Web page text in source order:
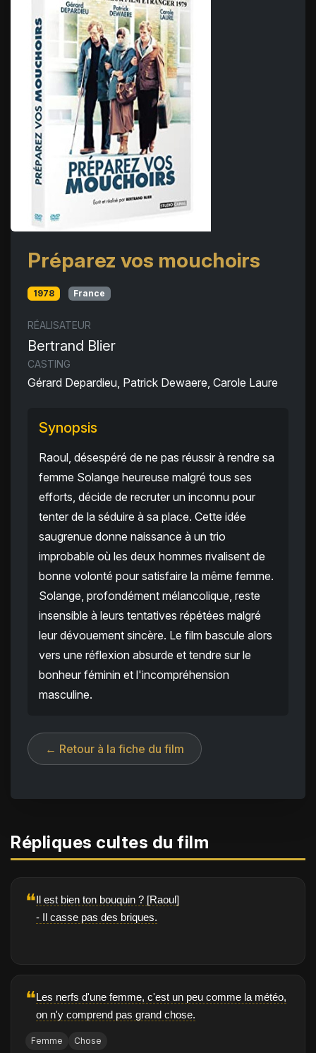
Préparez vos mouchoirs
1978 France
RÉALISATEUR
Bertrand Blier
CASTING
Gérard Depardieu, Patrick Dewaere, Carole Laure
Synopsis
Raoul, désespéré de ne pas réussir à rendre sa
femme Solange heureuse malgré tous ses
efforts, décide de recruter un inconnu pour
tenter de la séduire à sa place. Cette idée
saugrenue donne naissance à un trio
improbable où les deux hommes rivalisent de
bonne volonté pour satisfaire la même femme.
Solange, profondément mélancolique, reste
insensible à leurs tentatives répétées malgré
leur dévouement sincère. Le film bascule alors
vers une réflexion absurde et tendre sur le
bonheur féminin et l'incompréhension
masculine.
← Retour à la fiche du film
Répliques cultes du film
❝Il est bien ton bouquin ? [Raoul]
- Il casse pas des briques.
❝Les nerfs d'une femme, c'est un peu comme la météo,
on n'y comprend pas grand chose.
Femme Chose